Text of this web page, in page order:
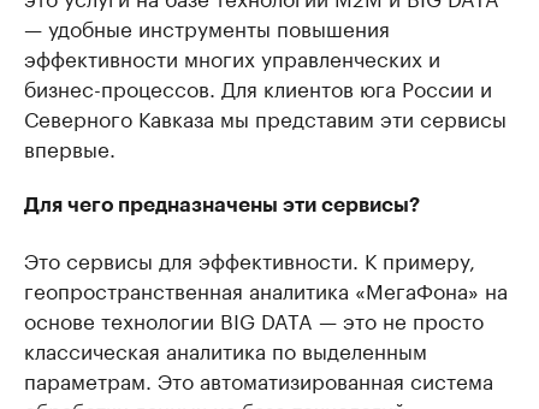
— удобные инструменты повышения
эффективности многих управленческих и
бизнес-процессов. Для клиентов юга России и
Северного Кавказа мы представим эти сервисы
впервые.
Для чего предназначены эти сервисы?
Это сервисы для эффективности. К примеру,
геопространственная аналитика «МегаФона» на
основе технологии BIG DATA — это не просто
классическая аналитика по выделенным
параметрам. Это автоматизированная система